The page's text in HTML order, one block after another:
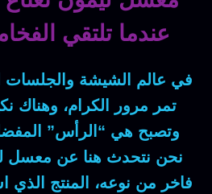
عندما تلتقي
في عالم الشيشة والجلسات
تمر مرور الكرام، وهناك
وتصبح هي “الرأس”
نحن نتحدث هنا عن معسل
فاخر من نوعه، المنتج الذي